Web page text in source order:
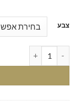
צבע